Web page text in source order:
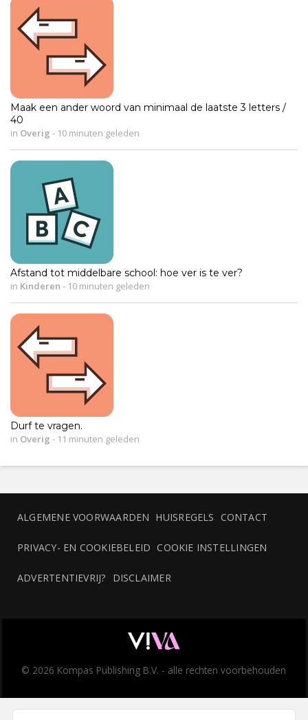
Maak een ander woord van minimaal de laatste 3 letters /
40
in Overig - 10 minuten geleden
Afstand tot middelbare school: hoe ver is te ver?
in Kinderen - 10 minuten geleden
Durf te vragen.
in Overig - 11 minuten geleden
ALGEMENE VOORWAARDEN HUISREGELS CONTACT
PRIVACY- EN COOKIEBELEID COOKIE INSTELLINGEN
ADVERTENTIEVRIJ? DISCLAIMER
© 2026 Kompas Publishing B.V. - alle rechten voorbehouden